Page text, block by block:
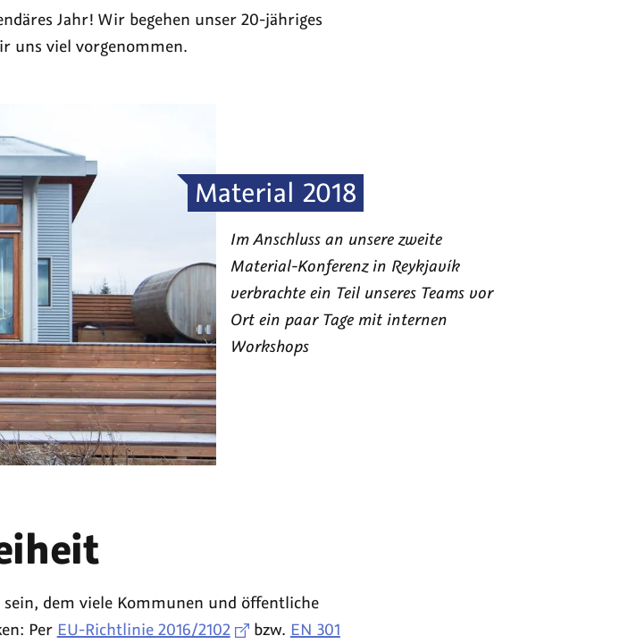
Jahr! Wir begehen unser 20-jähriges
uns viel vorgenommen.
Material 2018
Im Anschluss an unsere zweite
Material-Konferenz in Reykjavík
verbrachte ein Teil unseres Teams vor
Ort ein paar Tage mit internen
Workshops
dem viele Kommunen und öffentliche
Per EU-Richtlinie 2016/2102 bzw. EN 301